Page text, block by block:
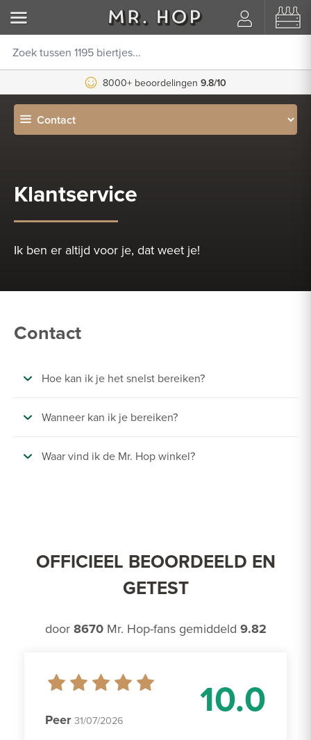
8000+ beoordelingen 9.8/10
Klantservice
Ik ben er altijd voor je, dat weet je!
Contact
Hoe kan ik je het snelst bereiken?
Wanneer kan ik je bereiken?
Waar vind ik de Mr. Hop winkel?
OFFICIEEL BEOORDEELD EN
GETEST
door 8670Mr. Hop-fans gemiddeld 9.82
10.0
Peer 31/07/2026